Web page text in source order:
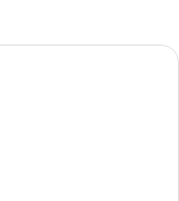
med en seng, et